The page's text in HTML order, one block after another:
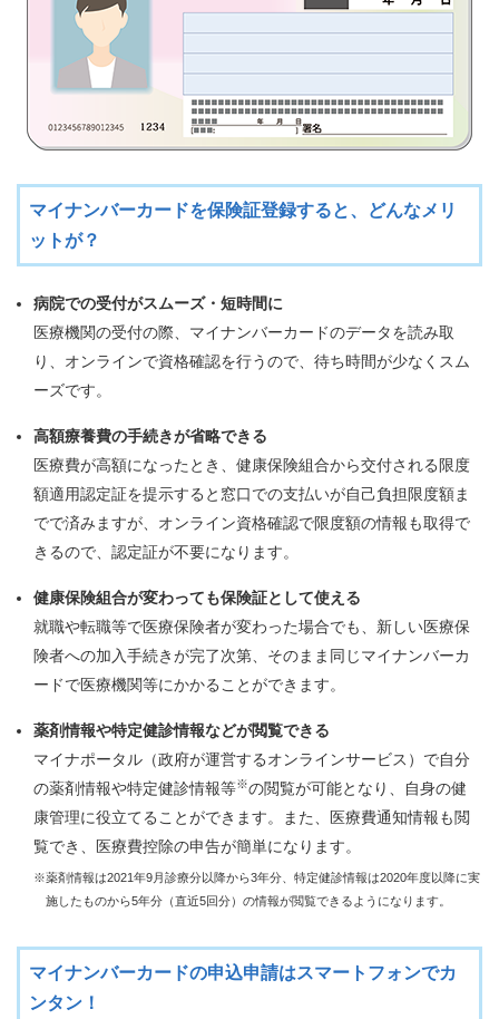
マイナンバーカードを保険証登録すると、どんなメリ
ットが？
病院での受付がスムーズ・短時間に
医療機関の受付の際、マイナンバーカードのデータを読み取
り、オンラインで資格確認を行うので、待ち時間が少なくスム
ーズです。
高額療養費の手続きが省略できる
医療費が高額になったとき、健康保険組合から交付される限度
額適用認定証を提示すると窓口での支払いが自己負担限度額ま
でで済みますが、オンライン資格確認で限度額の情報も取得で
きるので、認定証が不要になります。
健康保険組合が変わっても保険証として使える
就職や転職等で医療保険者が変わった場合でも、新しい医療保
険者への加入手続きが完了次第、そのまま同じマイナンバーカ
ードで医療機関等にかかることができます。
薬剤情報や特定健診情報などが閲覧できる
マイナポータル（政府が運営するオンラインサービス）で自分
の薬剤情報や特定健診情報等※の閲覧が可能となり、自身の健
康管理に役立てることができます。また、医療費通知情報も閲
覧でき、医療費控除の申告が簡単になります。
※薬剤情報は2021年9月診療分以降から3年分、特定健診情報は2020年度以降に実
施したものから5年分（直近5回分）の情報が閲覧できるようになります。
マイナンバーカードの申込申請はスマートフォンでカ
ンタン！